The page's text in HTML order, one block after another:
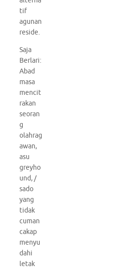
tif
agunan
reside.
Saja
Berlari:
Abad
masa
mencit
rakan
seoran
g
olahrag
awan,
asu
greyho
und, /
sado
yang
tidak
cuman
cakap
menyu
dahi
letak